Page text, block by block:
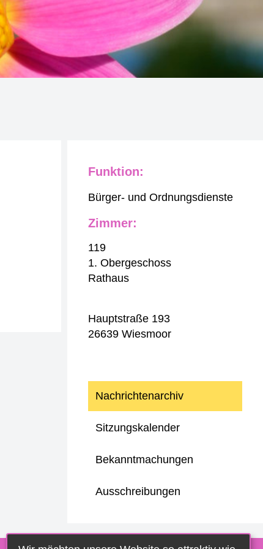
Nachrichtenarchiv
Sitzungskalender
Bekanntmachungen
Ausschreibungen
Funktion:
Bürger- und Ordnungsdienste
Zimmer:
119
1. Obergeschoss
Rathaus
Hauptstraße 193
26639 Wiesmoor